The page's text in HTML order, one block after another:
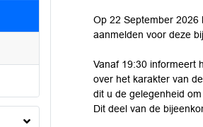
Op 22 September 2026
aanmelden voor deze
Vanaf 19:30 informeert
over het karakter van
dit u de gelegenheid
Dit deel van de